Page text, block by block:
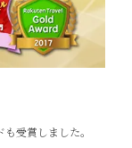
受賞しました。